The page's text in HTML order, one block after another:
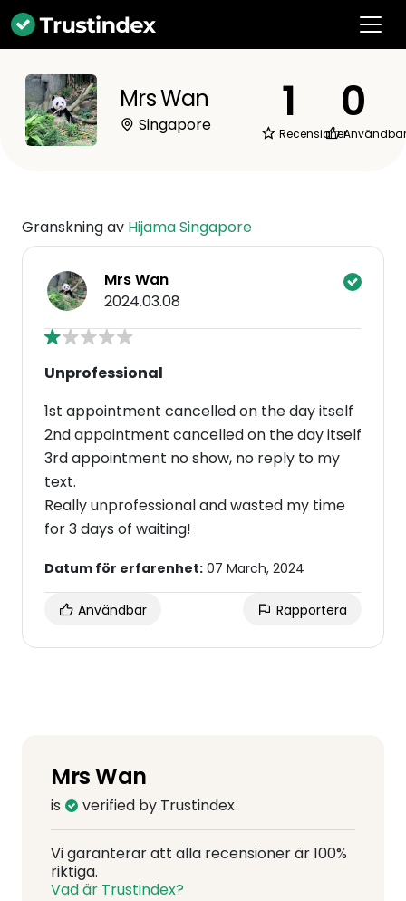
Mrs Wan
Singapore 1
Recensioner
0
Användbar
Granskning av Hijama Singapore
Mrs Wan
2024.03.08
Unprofessional
1st appointment cancelled on the day itself
2nd appointment cancelled on the day itself
3rd appointment no show, no reply to my
text.
Really unprofessional and wasted my time
for 3 days of waiting!
Datum för erfarenhet: 07 March, 2024
Användbar Rapportera
Mrs Wan
is verified by Trustindex
Vi garanterar att alla recensioner är 100%
riktiga.
Vad är Trustindex?